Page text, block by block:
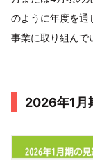
のように年度を通
事業に取り組んで
2026年1月